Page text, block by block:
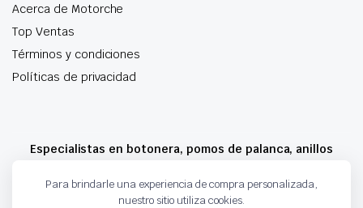
Acerca de Motorche
Top Ventas
Términos y condiciones
Políticas de privacidad
Especialistas en botonera, pomos de palanca, anillos
Para brindarle una experiencia de compra personalizada,
nuestro sitio utiliza cookies.